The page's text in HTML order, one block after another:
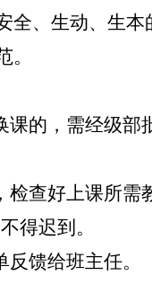
全、生动、生本
的，需经级部
查好上课所需
得迟到。
馈给班主任。